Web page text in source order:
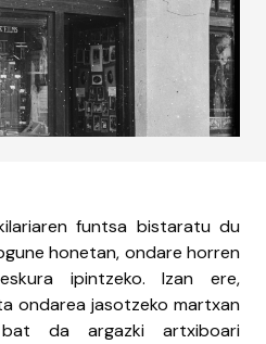
funtsa bistaratu du
honetan, ondare horren
ipintzeko. Izan ere,
ondarea jasotzeko martxan
da argazki artxiboari